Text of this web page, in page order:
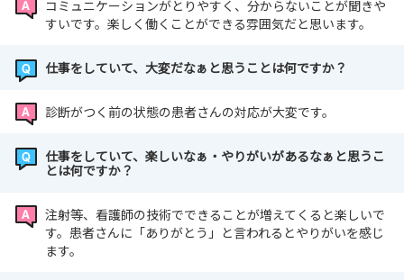
コミュニケーションがとりやすく、分からないことが聞きや
すいです。楽しく働くことができる雰囲気だと思います。
仕事をしていて、大変だなぁと思うことは何ですか？
診断がつく前の状態の患者さんの対応が大変です。
仕事をしていて、楽しいなぁ・やりがいがあるなぁと思うこ
とは何ですか？
注射等、看護師の技術でできることが増えてくると楽しいで
す。患者さんに「ありがとう」と言われるとやりがいを感じ
ます。